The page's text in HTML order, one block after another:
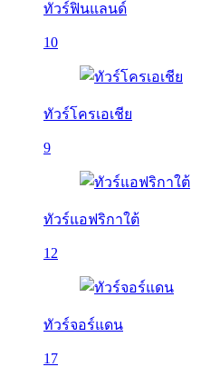
ทัวร์ฟินแลนด์
10
ทัวร์โครเอเชีย
9
ทัวร์แอฟริกาใต้
12
ทัวร์จอร์แดน
17